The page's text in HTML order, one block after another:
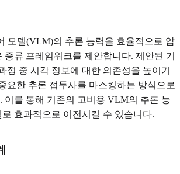
모델(VLM)의 추론 능력을 효율적으로 압
증류 프레임워크를 제안합니다. 제안된 기
정 중 시각 정보에 대한 의존성을 높이기
요한 추론 접두사를 마스킹하는 방식으로
이를 통해 기존의 고비용 VLM의 추론 능
효과적으로 이전시킬 수 있습니다.